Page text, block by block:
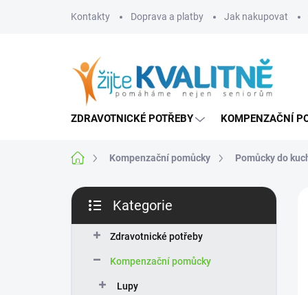
Kontakty Doprava a platby Jak nakupovat
ZDRAVOTNICKÉ POTŘEBY KOMPENZAČNÍ
Domů Kompenzační pomůcky Pomůcky do
P
s
kategorie
Kategorie
Zdravotnické potřeby
Kompenzační pomůcky
Lupy